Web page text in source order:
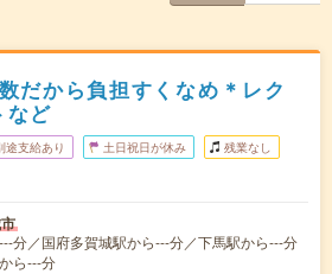
だから負担すくなめ＊レク
など
途支給あり 土日祝日が休み 残業なし
分／国府多賀城駅から---分／下馬駅から---分
ら---分